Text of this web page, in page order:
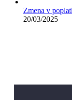
Zmena v
20/03/2025